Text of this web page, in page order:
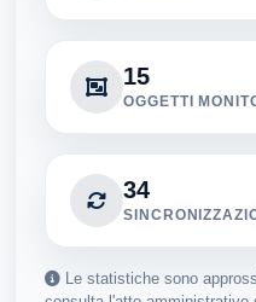
15
OGGETTI
34
Le statistiche sono